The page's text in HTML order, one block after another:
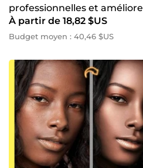
professionnelles et
À partir de 18,82 $US
Budget moyen : 40,46 $US